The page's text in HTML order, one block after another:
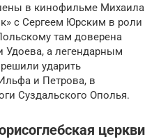
в кинофильме Михаила
с Сергеем Юрским в роли
там доверена
Удоева, а легендарным
ударить
и Петрова, в
Суздальского Ополья.
церкви